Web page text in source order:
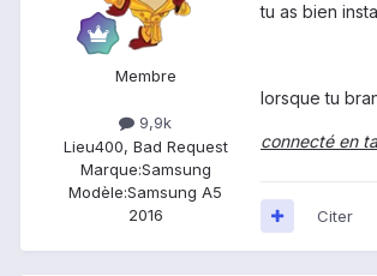
Membre
9,9k
Lieu400, Bad Request
Marque:Samsung
Modèle:Samsung A5
2016
tu as bien
lorsque tu
connecté en
Citer